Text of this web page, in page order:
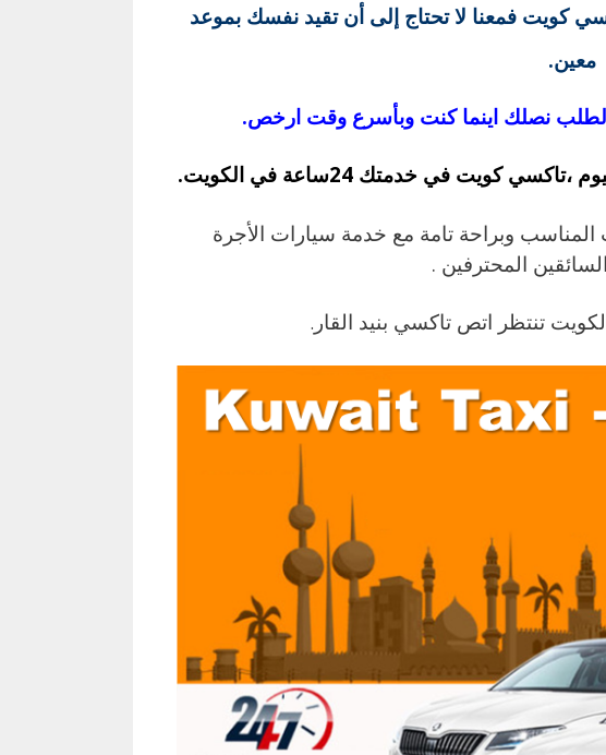
كويت فمعنا لا تحتاج إلى أن تقيد نفسك بموعد
معين.
نصلك اينما كنت وبأسرع وقت ارخص.
كويت في خدمتك 24ساعة في الكويت.
وبراحة تامة مع خدمة سيارات الأجرة
المحترفين .
تنتظر اتص تاكسي بنيد القار .